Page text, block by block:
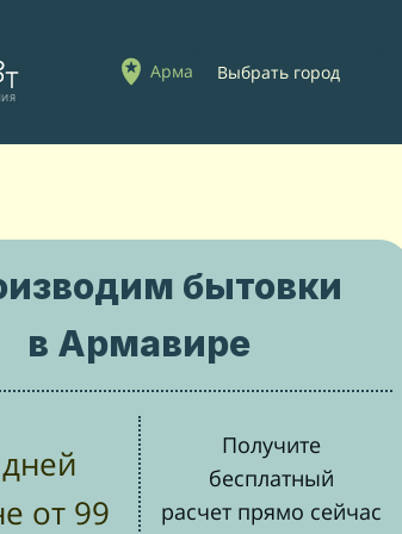
АрмавирВыбрать город
бытовки
в Армавире
от 99
Получите
бесплатный
расчет прямо сейчас